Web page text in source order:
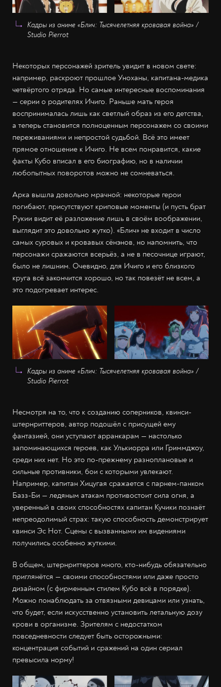
Кадры из аниме «Блич: Тысячелетняя кровавая война» /
Studio Pierrot
Некоторых персонажей зритель увидит в новом свете:
например, раскроют прошлое Уноханы, капитана-медика
четвёртого отряда. Но самые интересные воспоминания
— серии о родителях Ичиго. Раньше мать героя
воспринималась лишь как светлый образ из его детства,
а теперь становится полноценным персонажем со своими
переживаниями и непростой судьбой. Всё это имеет
прямое отношение к Ичиго. Не всем понравится, какие
факты Кубо вписал в его биографию, но в наличии
любопытных поворотов можно не сомневаться.
Арка вышла довольно мрачной: некоторые герои
погибают, присутствуют криповые моменты (и пусть брат
Рукии видит её разложение лишь в своём воображении,
выглядит это довольно жутко). «Блич» не входит в число
самых суровых и кровавых сёнэнов, но напомнить, что
персонажи сражаются всерьёз, а не в песочнице играют,
было не лишним. Очевидно, для Ичиго и его близкого
круга всё закончится хорошо, но так повезёт не всем, а
это подогревает интерес.
Кадры из аниме «Блич: Тысячелетняя кровавая война» /
Studio Pierrot
Несмотря на то, что к созданию соперников, квинси-
штернриттеров, автор подошёл с присущей ему
фантазией, они уступают арранкарам — настолько
запоминающихся героев, как Улькиорра или Гриммджоу,
среди них нет. Но это по-прежнему разноплановые и
сильные противники, бои с которыми увлекают.
Например, капитан Хицугая сражается с парнем-панком
Базз-Би — ледяным атакам противостоит сила огня, а
уверенный в своих способностях капитан Кучики познаёт
непреодолимый страх: такую способность демонстрирует
квинси Эс Нот. Сцены с вызванными им видениями
получились особенно жуткими.
В общем, штернриттеров много, кто-нибудь обязательно
приглянётся — своими способностями или даже просто
дизайном (с фирменным стилем Кубо всё в порядке).
Можно понаблюдать за отвязными девицами или узнать,
что будет, если искусственно установить летальную дозу
крови в организме. Зрителям с недостатком
повседневности следует быть осторожными:
концентрация событий и сражений на один сериал
превысила норму!